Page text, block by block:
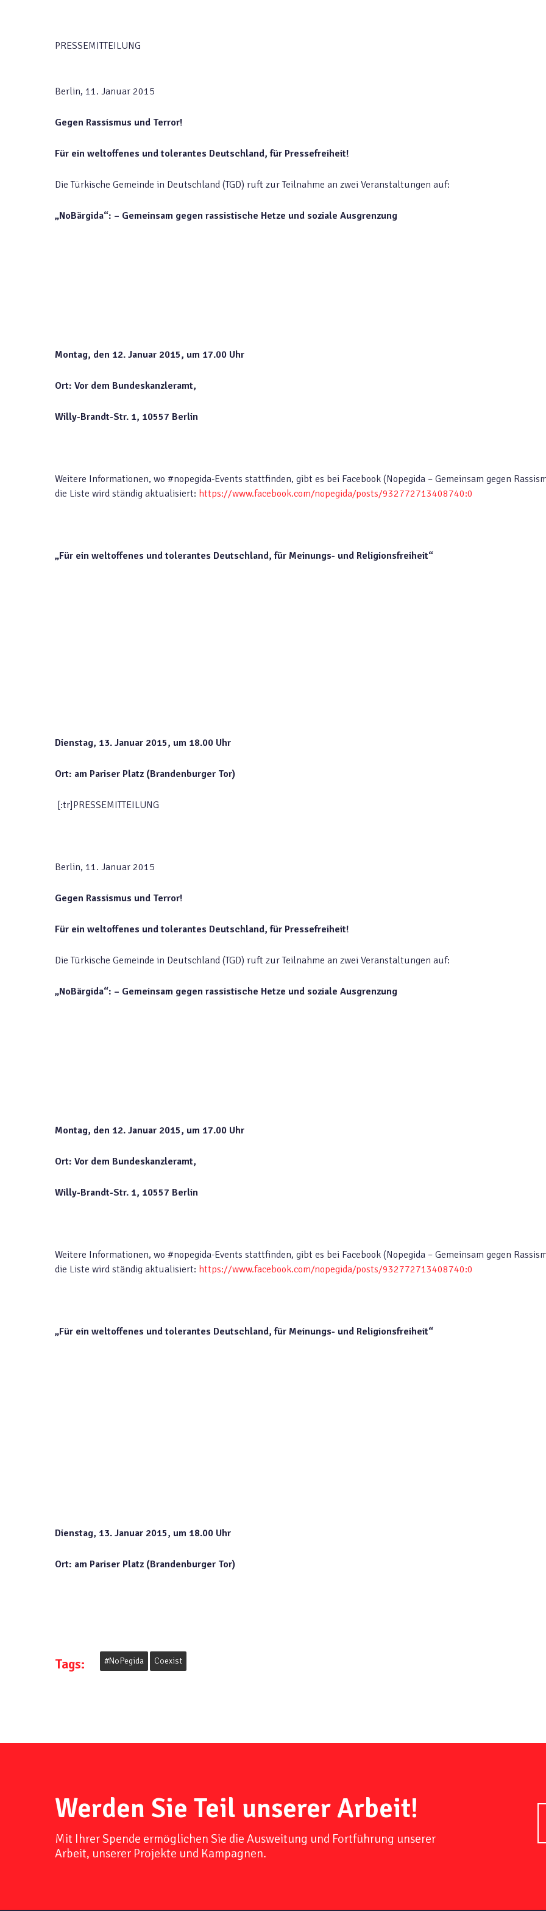
PRESSEMITTEILUNG
Berlin, 11. Januar 2015
Gegen Rassismus und Terror!
Für ein weltoffenes und tolerantes Deutschland, für Pressefreiheit!
Die Türkische Gemeinde in Deutschland (TGD) ruft zur Teilnahme an zwei Veranstaltungen auf:
„NoBärgida“: – Gemeinsam gegen rassistische Hetze und soziale Ausgrenzung
Montag, den 12. Januar 2015, um 17.00 Uhr
Ort: Vor dem Bundeskanzleramt,
Willy-Brandt-Str. 1, 10557 Berlin
Weitere Informationen, wo #nopegida-Events stattfinden, gibt es bei Facebook (Nopegida – Gemeinsam gegen
die Liste wird ständig aktualisiert: https://www.facebook.com/nopegida/posts/932772713408740:0
„Für ein weltoffenes und tolerantes Deutschland, für Meinungs- und Religionsfreiheit“
Dienstag, 13. Januar 2015, um 18.00 Uhr
Ort: am Pariser Platz (Brandenburger Tor)
[:tr]PRESSEMITTEILUNG
Berlin, 11. Januar 2015
Gegen Rassismus und Terror!
Für ein weltoffenes und tolerantes Deutschland, für Pressefreiheit!
Die Türkische Gemeinde in Deutschland (TGD) ruft zur Teilnahme an zwei Veranstaltungen auf:
„NoBärgida“: – Gemeinsam gegen rassistische Hetze und soziale Ausgrenzung
Montag, den 12. Januar 2015, um 17.00 Uhr
Ort: Vor dem Bundeskanzleramt,
Willy-Brandt-Str. 1, 10557 Berlin
Weitere Informationen, wo #nopegida-Events stattfinden, gibt es bei Facebook (Nopegida – Gemeinsam gegen
die Liste wird ständig aktualisiert: https://www.facebook.com/nopegida/posts/932772713408740:0
„Für ein weltoffenes und tolerantes Deutschland, für Meinungs- und Religionsfreiheit“
Dienstag, 13. Januar 2015, um 18.00 Uhr
Ort: am Pariser Platz (Brandenburger Tor)
Tags: #NoPegida Coexist
Werden Sie Teil unserer Arbeit!
Mit Ihrer Spende ermöglichen Sie die Ausweitung und Fortführung unserer
Arbeit, unserer Projekte und Kampagnen.